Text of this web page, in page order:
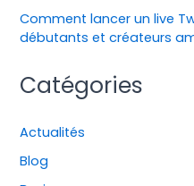
Comment lancer un live
débutants et créateurs
Catégories
Actualités
Blog